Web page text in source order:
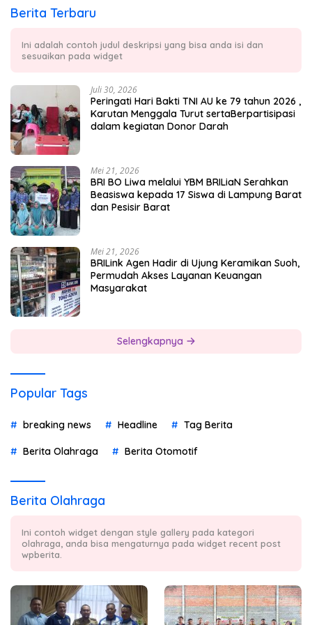
Berita Terbaru
Ini adalah contoh judul deskripsi yang bisa anda isi dan
sesuaikan pada widget
Juli 30, 2026
Peringati Hari Bakti TNI AU ke 79 tahun 2026 ,
Karutan Menggala Turut sertaBerpartisipasi
dalam kegiatan Donor Darah
Mei 21, 2026
BRI BO Liwa melalui YBM BRILiaN Serahkan
Beasiswa kepada 17 Siswa di Lampung Barat
dan Pesisir Barat
Mei 21, 2026
BRILink Agen Hadir di Ujung Keramikan Suoh,
Permudah Akses Layanan Keuangan
Masyarakat
Selengkapnya
Popular Tags
breaking news Headline Tag Berita
Berita Olahraga Berita Otomotif
Berita Olahraga
Ini contoh widget dengan style gallery pada kategori
olahraga, anda bisa mengaturnya pada widget recent post
wpberita.